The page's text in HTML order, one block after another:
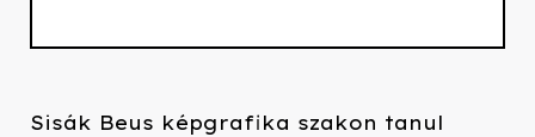
Sisák Beus képgrafika szakon tanul